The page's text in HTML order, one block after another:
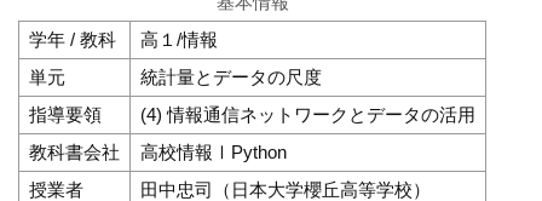
学年 / 教科
高１/情報
単元
統計量とデータの尺度
指導要領
(4) 情報通信ネットワークとデータの活用
教科書会社
高校情報ⅠPython
授業者
田中忠司（日本大学櫻丘高等学校）